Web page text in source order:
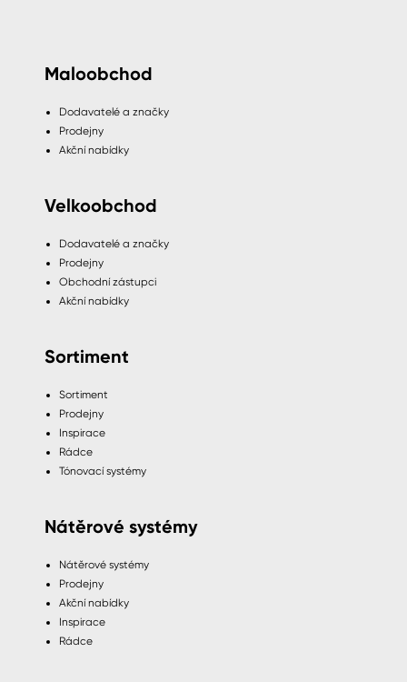
Maloobchod
Dodavatelé a značky
Prodejny
Akční nabídky
Velkoobchod
Dodavatelé a značky
Prodejny
Obchodní zástupci
Akční nabídky
Sortiment
Sortiment
Prodejny
Inspirace
Rádce
Tónovací systémy
Nátěrové systémy
Nátěrové systémy
Prodejny
Akční nabídky
Inspirace
Rádce